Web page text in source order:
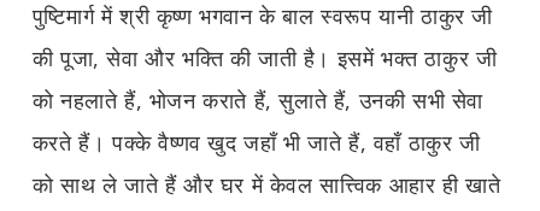
पुष्टिमार्ग में श्री कृष्ण भगवान के बाल स्वरूप यानी ठाकुर जी
की पूजा, सेवा और भक्ति की जाती है। इसमें भक्त ठाकुर जी
को नहलाते हैं, भोजन कराते हैं, सुलाते हैं, उनकी सभी सेवा
करते हैं। पक्के वैष्णव खुद जहाँ भी जाते हैं, वहाँ ठाकुर जी
को साथ ले जाते हैं और घर में केवल सात्त्विक आहार ही खाते